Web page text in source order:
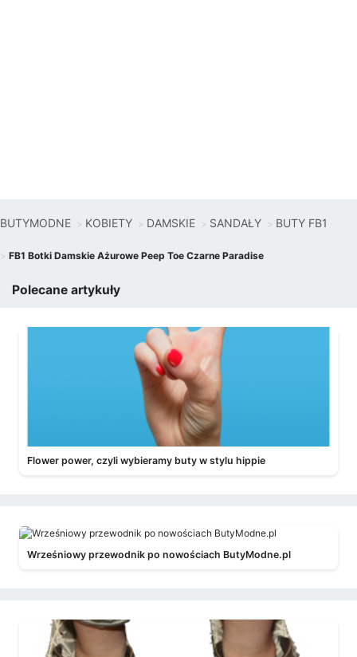
BUTYMODNE KOBIETY DAMSKIE SANDAŁY BUTY FB1
FB1 Botki Damskie Ażurowe Peep Toe Czarne Paradise
Polecane artykuły
Flower power, czyli wybieramy buty w stylu hippie
Wrześniowy przewodnik po nowościach ButyModne.pl